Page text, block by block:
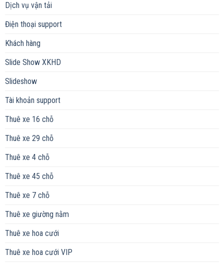
Dịch vụ vận tải
Điện thoại support
Khách hàng
Slide Show XKHD
Slideshow
Tài khoản support
Thuê xe 16 chỗ
Thuê xe 29 chỗ
Thuê xe 4 chỗ
Thuê xe 45 chỗ
Thuê xe 7 chỗ
Thuê xe giường nằm
Thuê xe hoa cưới
Thuê xe hoa cưới VIP